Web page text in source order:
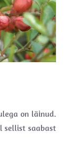
on läinud.
sellist saabast